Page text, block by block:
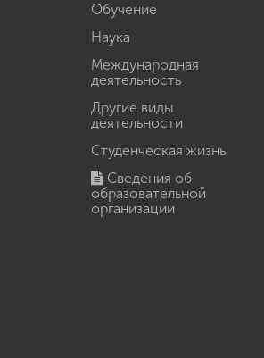
Обучение
Наука
Международная
деятельность
Другие виды
деятельности
Студенческая жизнь
Сведения об
образовательной
организации